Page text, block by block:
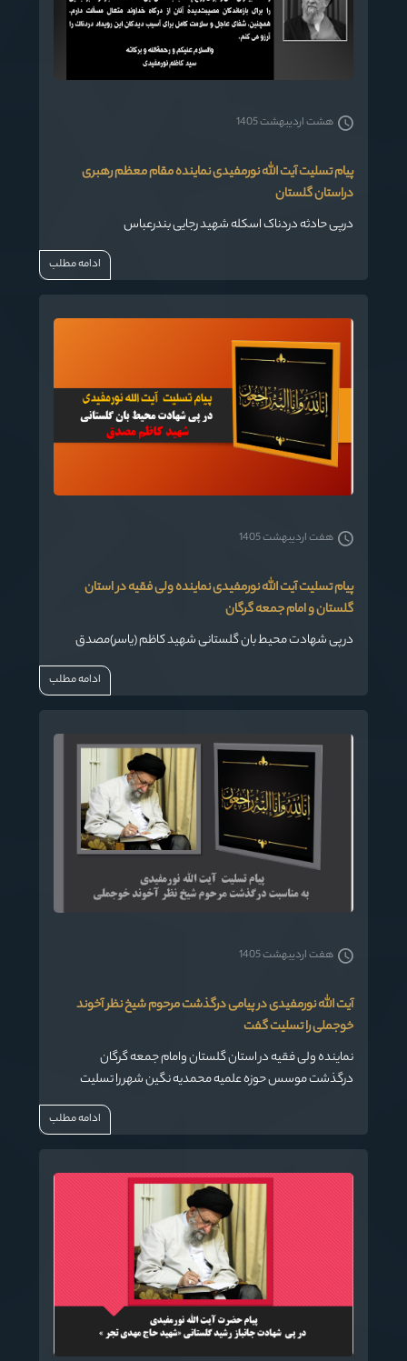
پیام تسلیت آیت الله نورمفیدی نماینده مقام معظم رهبری
دراستان گلستان
درپی حادثه دردناک اسکله شهید رجایی بندرعباس
هشت اردیبهشت 1405
ادامه مطلب
پیام تسلیت آیت الله نورمفیدی نماینده ولی فقیه در استان
گلستان و امام جمعه گرگان
در پی شهادت محیط بان گلستانی شهید کاظم (یاسر)مصدق
هفت اردیبهشت 1405
ادامه مطلب
آیت الله نورمفیدی در پیامی درگذشت مرحوم شیخ نظر آخوند
خوجملی را تسلیت گفت
نماینده ولی فقیه در استان گلستان وامام جمعه گرگان
درگذشت موسس حوزه علمیه محمدیه نگین شهر را تسلیت
هفت اردیبهشت 1405
ادامه مطلب